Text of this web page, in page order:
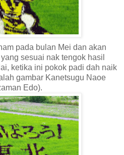
pada bulan Mei dan akan
sesuai nak tengok hasil
ketika ini pokok padi dah naik
gambar Kanetsugu Naoe
Edo).